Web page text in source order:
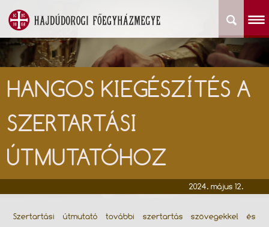
HANGOS KIEGÉSZÍTÉS A
SZERTARTÁSI
ÚTMUTATÓHOZ
2024. május 12.
Szertartási útmutató további szertartás szövegekkel és